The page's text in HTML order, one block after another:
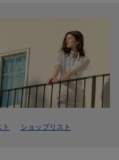
ショップリスト